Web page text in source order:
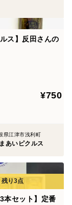
ルス】反田さんの
¥750
県江津市浅利町
あいピクルス
3本セット】定番